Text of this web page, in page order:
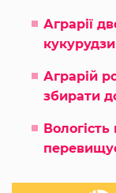
Аграрії
кукурудзи
Аграрій
збирати